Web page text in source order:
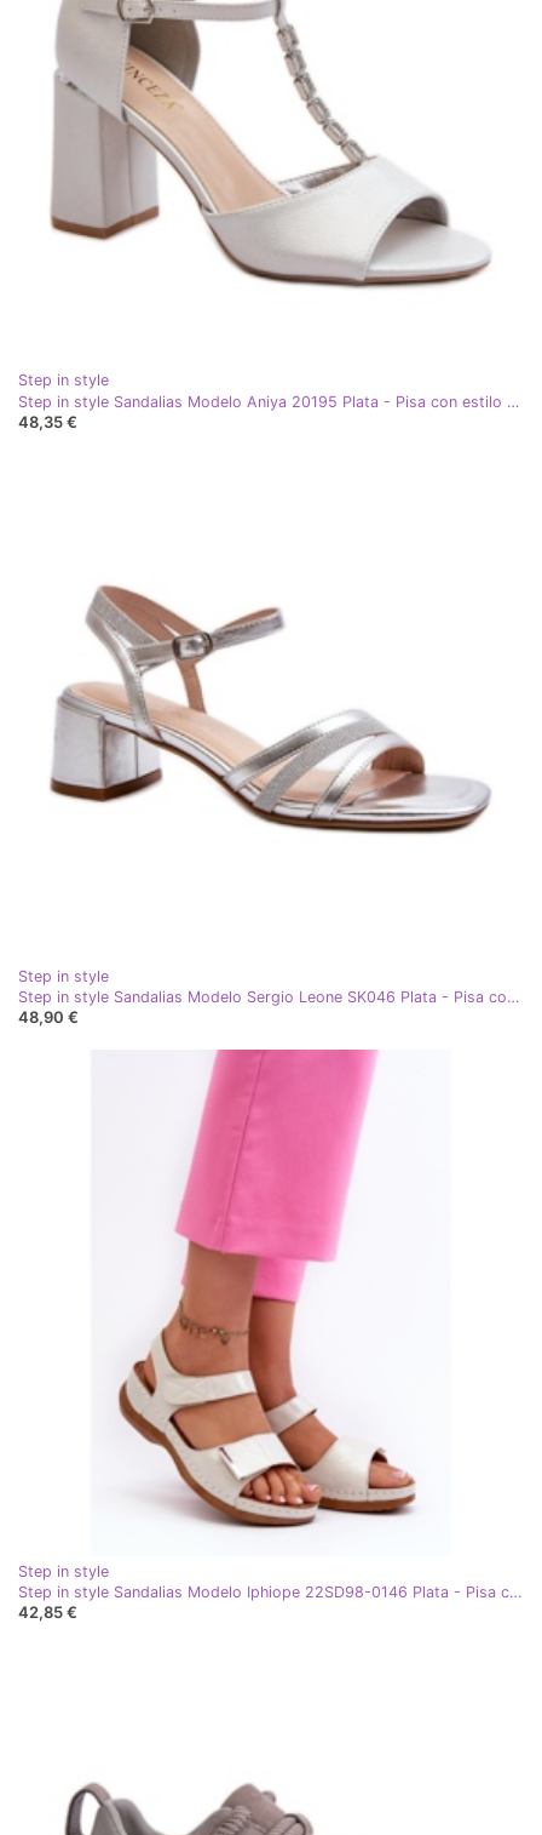
Step in style
Step in style Sandalias Modelo Aniya 20195 Plata - Pisa con estilo gris
48,35 €
Step in style
Step in style Sandalias Modelo Sergio Leone SK046 Plata - Pisa con estilo gris
48,90 €
Step in style
Step in style Sandalias Modelo Iphiope 22SD98-0146 Plata - Pisa con estilo gris
42,85 €